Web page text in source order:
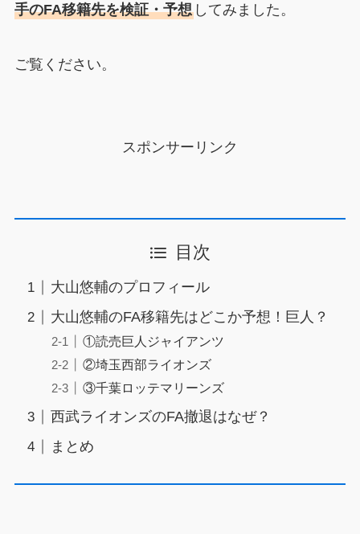
手のFA移籍先を検証・予想してみました。
ご覧ください。
スポンサーリンク
目次
大山悠輔のプロフィール
大山悠輔のFA移籍先はどこか予想！巨人？
①読売巨人ジャイアンツ
②埼玉西部ライオンズ
③千葉ロッテマリーンズ
西武ライオンズのFA撤退はなぜ？
まとめ